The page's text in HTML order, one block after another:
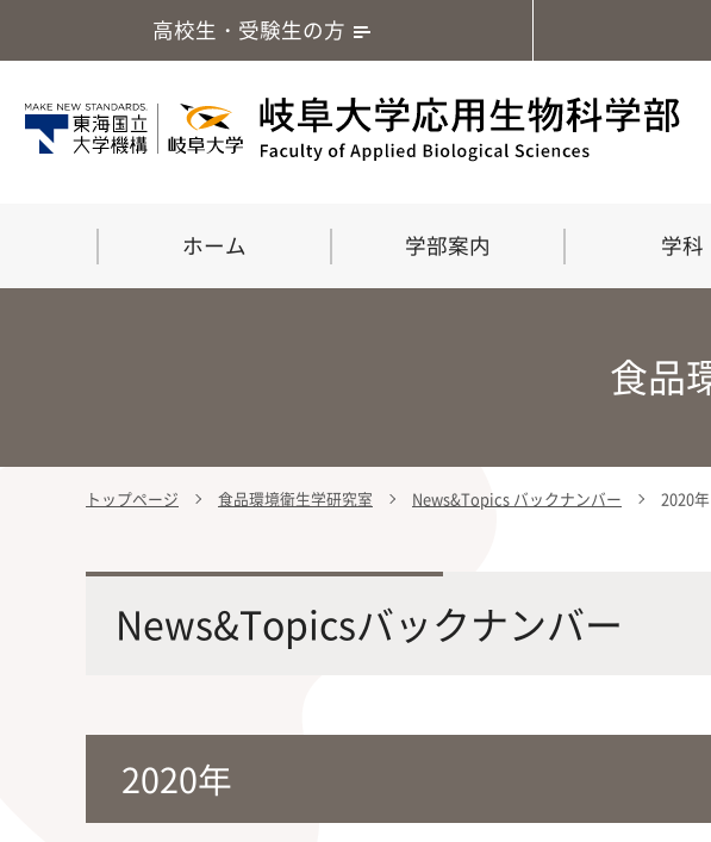
高校生・受験生の方
ホーム 学部案内
学部案内
学部・大学院の教育ビジョン、
沿革及び入試情報について
教育理念
「専門的
水準」「
学科
応用生命化学科
最先端の化学とバイオテクノロジー
を創造
食農生命科学科
動物科学プログ
大学院
修士課程・博士課程
連合獣医
留学・国際交流
食品
トップページ 食品環境衛生学研究室 News&Topics バックナンバー 2020年
News&Topicsバックナンバー
2020年